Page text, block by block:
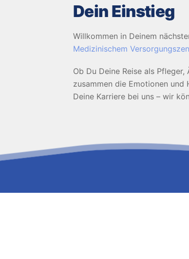
Dein Einstieg
Willkommen in Deinem
Medizinischem
Ob Du Deine Reise als
zusammen die Emotionen
Deine Karriere bei uns – wir